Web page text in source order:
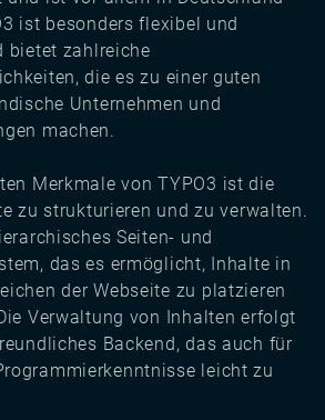
ist besonders flexibel und
bietet zahlreiche
die es zu einer guten
Unternehmen und
machen.
Merkmale von TYPO3 ist die
zu strukturieren und zu verwalten.
Seiten- und
das es ermöglicht, Inhalte in
der Webseite zu platzieren
Verwaltung von Inhalten erfolgt
Backend, das auch für
leicht zu